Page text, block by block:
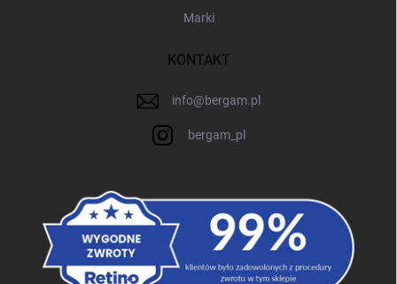
Marki
KONTAKT
info@bergam.pl
bergam_pl